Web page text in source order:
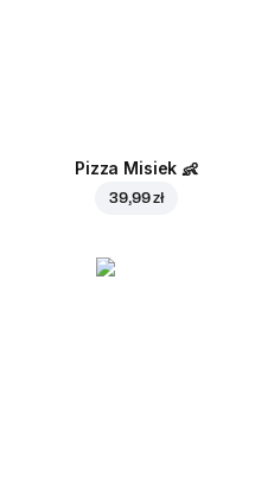
Pizza Misiek 👶
39,99 zł